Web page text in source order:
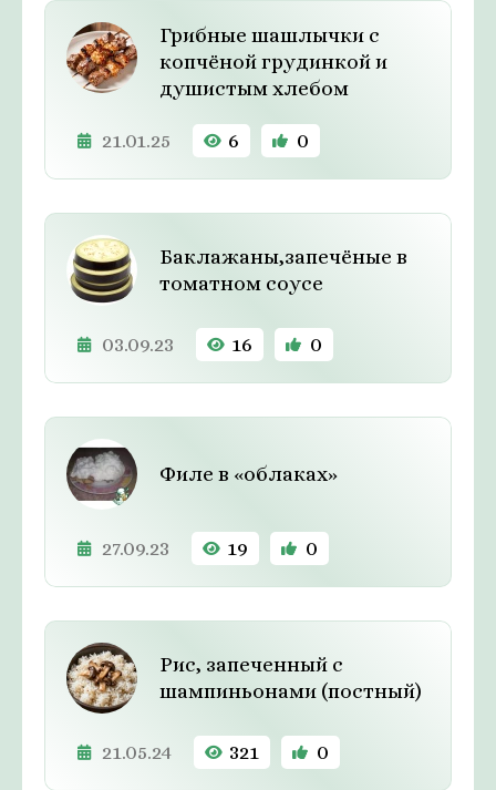
Грибные шашлычки с
копчёной грудинкой и
душистым хлебом
21.01.25 6 0
Баклажаны,запечёные в
томатном соусе
03.09.23 16 0
Филе в «облаках»
27.09.23 19 0
Рис, запеченный с
шампиньонами (постный)
21.05.24 321 0